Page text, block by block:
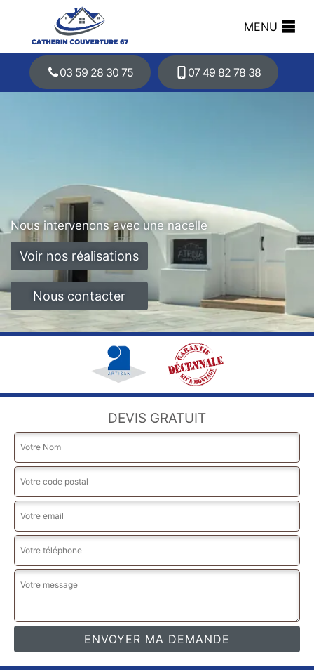
MENU
03 59 28 30 75 07 49 82 78 38
Nous intervenons avec une nacelle
Voir nos réalisations
Nous contacter
DEVIS GRATUIT